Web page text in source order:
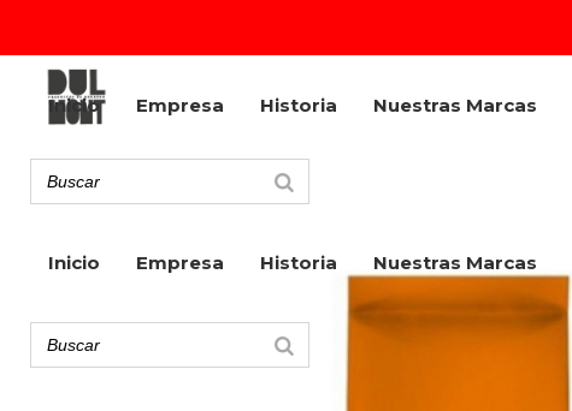
Inicio Empresa Historia Nuestras Marcas
Inicio Empresa Historia Nuestras Marcas